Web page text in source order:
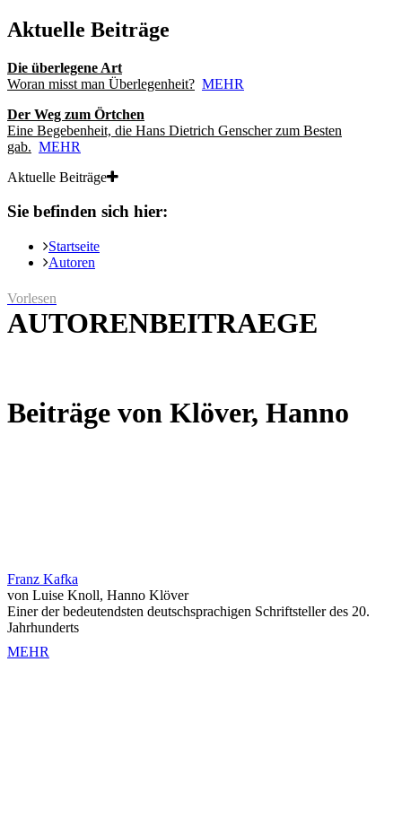
Aktuelle Beiträge
Die überlegene Art
Woran misst man Überlegenheit? MEHR
Der Weg zum Örtchen
Eine Begebenheit, die Hans Dietrich Genscher zum Besten
gab. MEHR
Aktuelle Beiträge
Sie befinden sich hier:
Startseite
Autoren
Vorlesen
AUTORENBEITRAEGE
Beiträge von Klöver, Hanno
Franz Kafka
von Luise Knoll, Hanno Klöver
Einer der bedeutendsten deutschsprachigen Schriftsteller des 20.
Jahrhunderts
MEHR